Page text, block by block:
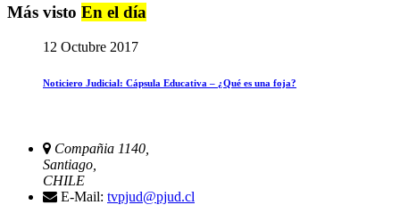
Más visto En el día
12 Octubre 2017
Noticiero Judicial: Cápsula Educativa – ¿Qué es una foja?
Compañia 1140,
Santiago,
CHILE
E-Mail: tvpjud@pjud.cl